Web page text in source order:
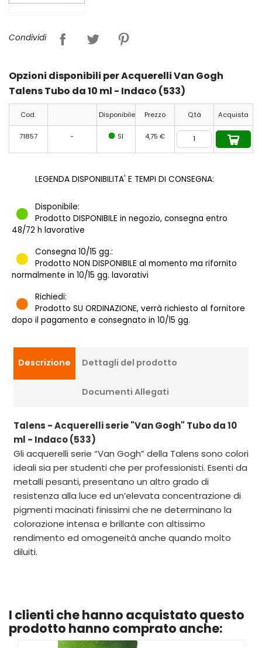
Condividi
Opzioni disponibili per Acquerelli Van Gogh
Talens Tubo da 10 ml - Indaco (533)
Cod. Disponibile Prezzo Q.tà Acquista
71857 - SI 4,75 €
LEGENDA DISPONIBILITA' E TEMPI DI CONSEGNA:
Disponibile:
Prodotto DISPONIBILE in negozio, consegna entro
48/72 h lavorative
Consegna 10/15 gg.:
Prodotto NON DISPONIBILE al momento ma rifornito
normalmente in 10/15 gg. lavorativi
Richiedi:
Prodotto SU ORDINAZIONE, verrà richiesto al fornitore
dopo il pagamento e consegnato in 10/15 gg.
Descrizione Dettagli del prodotto
Documenti Allegati
Talens - Acquerelli serie "Van Gogh" Tubo da 10
ml - Indaco (533)
Gli acquerelli serie “Van Gogh” della Talens sono colori
ideali sia per studenti che per professionisti. Esenti da
metalli pesanti, presentano un altro grado di
resistenza alla luce ed un’elevata concentrazione di
pigmenti macinati finissimi che ne determinano la
colorazione intensa e brillante con altissimo
rendimento ed omogeneità anche quando molto
diluiti.
I clienti che hanno acquistato questo
prodotto hanno comprato anche: